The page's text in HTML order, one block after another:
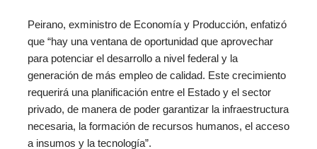
Peirano, exministro de Economía y Producción, enfatizó
que “hay una ventana de oportunidad que aprovechar
para potenciar el desarrollo a nivel federal y la
generación de más empleo de calidad. Este crecimiento
requerirá una planificación entre el Estado y el sector
privado, de manera de poder garantizar la infraestructura
necesaria, la formación de recursos humanos, el acceso
a insumos y la tecnología”.